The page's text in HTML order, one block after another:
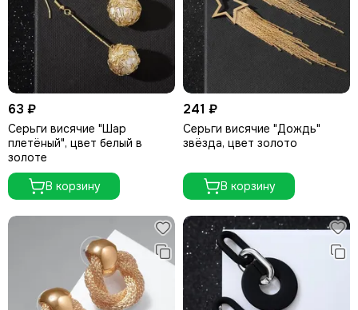
63 ₽
Серьги висячие "Шар
плетёный", цвет белый в
золоте
В корзину
241 ₽
Серьги висячие "Дождь"
звёзда, цвет золото
В корзину